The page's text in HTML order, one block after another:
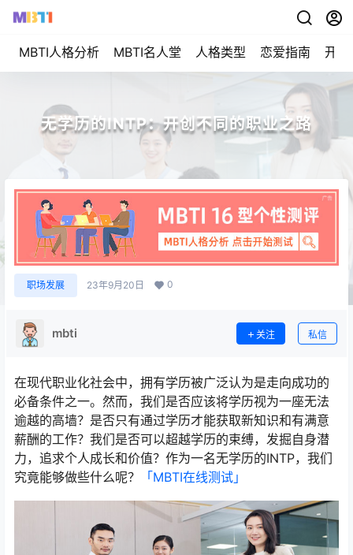
MBTI人格分析 MBTI名人堂 人格类型 恋爱指南 开始
无学历的INTP：开创不同的职业之路
职场发展 23年9月20日 0
mbti 关注 私信
在现代职业化社会中，拥有学历被广泛认为是走向成功的
必备条件之一。然而，我们是否应该将学历视为一座无法
逾越的高墙？是否只有通过学历才能获取新知识和有满意
薪酬的工作？我们是否可以超越学历的束缚，发掘自身潜
力，追求个人成长和价值？作为一名无学历的INTP，我们
究竟能够做些什么呢？
「MBTI在线测试​」